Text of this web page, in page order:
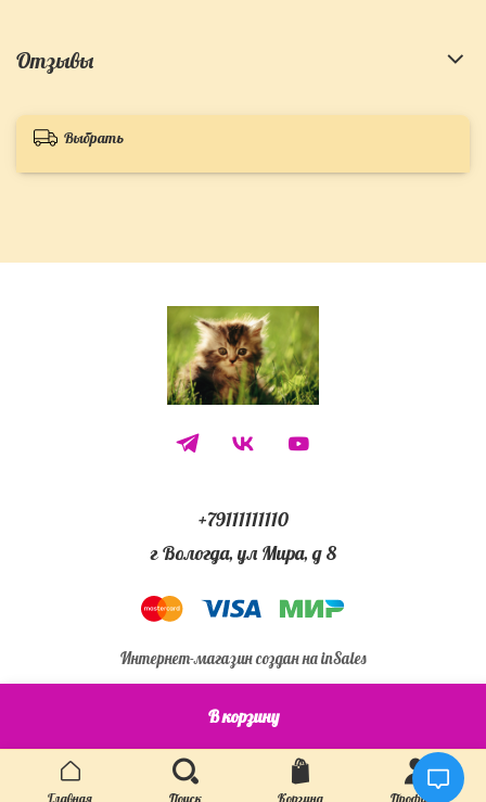
В корзину
Отзывы
Выбрать
+79111111110
г Вологда, ул Мира, д 8
Интернет-магазин создан на inSales
Главная Поиск Корзина Профиль